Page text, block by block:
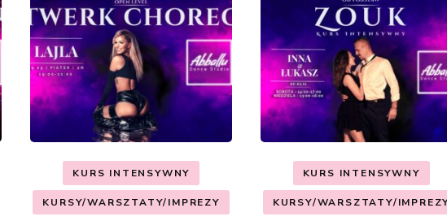
KURS INTENSYWNY
KURSY/WARSZTATY/IMPREZY
KURS INTENSYWNY
KURSY/WARSZTATY/